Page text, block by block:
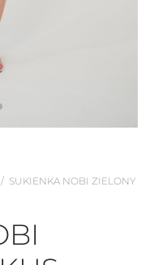
/ SUKIENKA NOBI ZIELONY